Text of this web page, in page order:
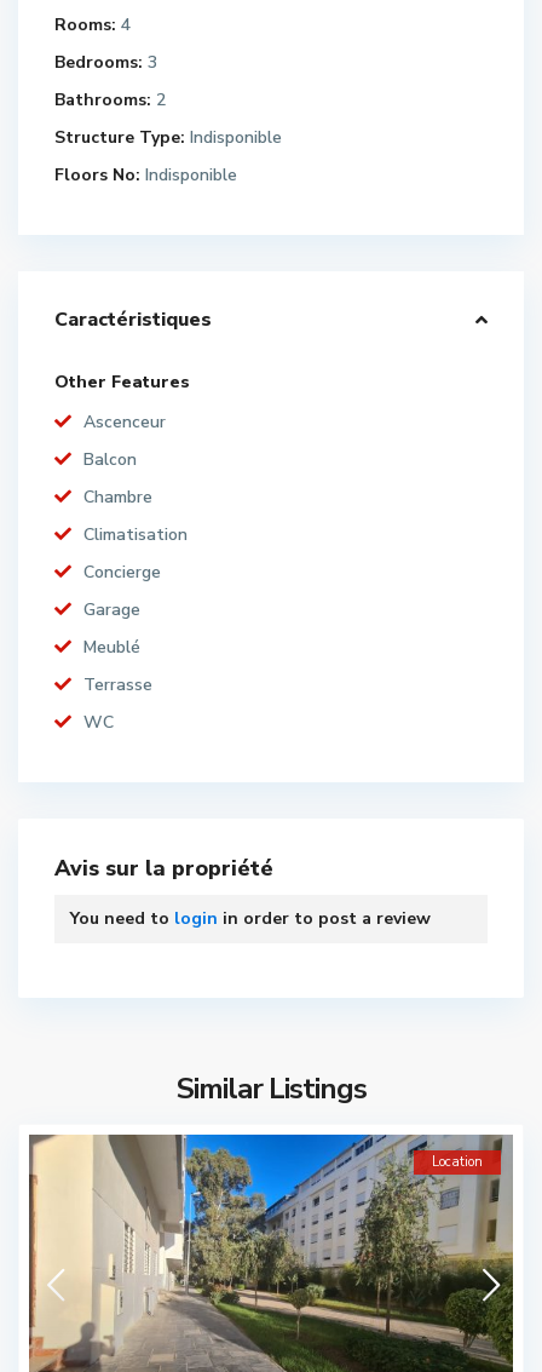
Rooms: 4
Bedrooms: 3
Bathrooms: 2
Structure Type: Indisponible
Floors No: Indisponible
Caractéristiques
Other Features
Ascenceur
Balcon
Chambre
Climatisation
Concierge
Garage
Meublé
Terrasse
WC
Avis sur la propriété
You need to login in order to post a review
Similar Listings
Location